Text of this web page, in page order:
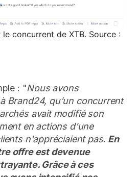
concurrent de XTB. Source :
: "Nous avons
Brand24, qu'un concurrent
avait modifié son
en actions d'une
n'appréciaient pas. En
offre est devenue
Grâce à ces